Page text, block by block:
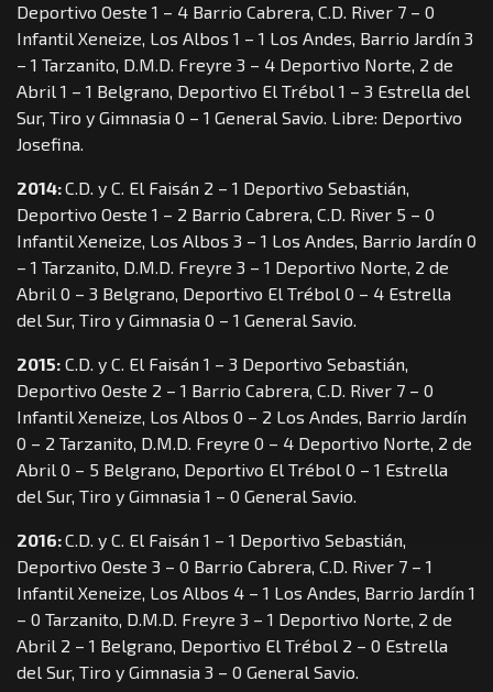
Deportivo Oeste 1 – 4 Barrio Cabrera, C.D. River 7 – 0
Infantil Xeneize, Los Albos 1 – 1 Los Andes, Barrio Jardín 3
– 1 Tarzanito, D.M.D. Freyre 3 – 4 Deportivo Norte, 2 de
Abril 1 – 1 Belgrano, Deportivo El Trébol 1 – 3 Estrella del
Sur, Tiro y Gimnasia 0 – 1 General Savio. Libre: Deportivo
Josefina.
2014:C.D. y C. El Faisán 2 – 1 Deportivo Sebastián,
Deportivo Oeste 1 – 2 Barrio Cabrera, C.D. River 5 – 0
Infantil Xeneize, Los Albos 3 – 1 Los Andes, Barrio Jardín 0
– 1 Tarzanito, D.M.D. Freyre 3 – 1 Deportivo Norte, 2 de
Abril 0 – 3 Belgrano, Deportivo El Trébol 0 – 4 Estrella
del Sur, Tiro y Gimnasia 0 – 1 General Savio.
2015: C.D. y C. El Faisán 1 – 3 Deportivo Sebastián,
Deportivo Oeste 2 – 1 Barrio Cabrera, C.D. River 7 – 0
Infantil Xeneize, Los Albos 0 – 2 Los Andes, Barrio Jardín
0 – 2 Tarzanito, D.M.D. Freyre 0 – 4 Deportivo Norte, 2 de
Abril 0 – 5 Belgrano, Deportivo El Trébol 0 – 1 Estrella
del Sur, Tiro y Gimnasia 1 – 0 General Savio.
2016:C.D. y C. El Faisán 1 – 1 Deportivo Sebastián,
Deportivo Oeste 3 – 0 Barrio Cabrera, C.D. River 7 – 1
Infantil Xeneize, Los Albos 4 – 1 Los Andes, Barrio Jardín 1
– 0 Tarzanito, D.M.D. Freyre 3 – 1 Deportivo Norte, 2 de
Abril 2 – 1 Belgrano, Deportivo El Trébol 2 – 0 Estrella
del Sur, Tiro y Gimnasia 3 – 0 General Savio.